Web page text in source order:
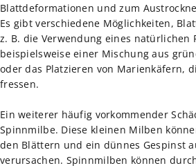
Blattdeformationen und zum
Es gibt verschiedene Möglichkeiten,
z. B. die Verwendung eines natürlichen
beispielsweise einer Mischung aus
oder das Platzieren von Marienkäfern,
fressen.
Ein weiterer häufig vorkommender
Spinnmilbe. Diese kleinen Milben
den Blättern und ein dünnes Gespinst
verursachen. Spinnmilben können